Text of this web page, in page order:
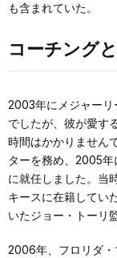
も含まれていた。
コーチング
2003年にメジャーリ
でしたが、彼が愛す
時間はかかりません
ターを務め、2005
に就任しました。当
キースに在籍してい
いたジョー・トーリ
2006年、フロリダ・